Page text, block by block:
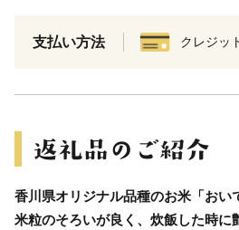
支払い方法 クレジッ
香川県オリジナル品種のお米「おい
米粒のそろいが良く、炊飯した時に